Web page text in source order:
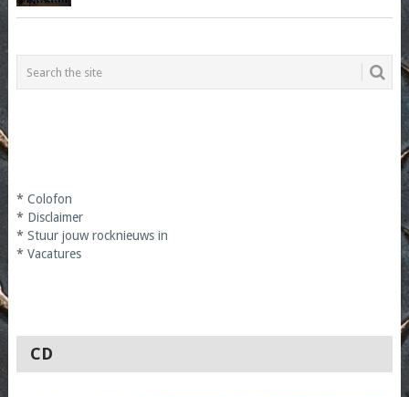
* Colofon
* Disclaimer
* Stuur jouw rocknieuws in
* Vacatures
CD